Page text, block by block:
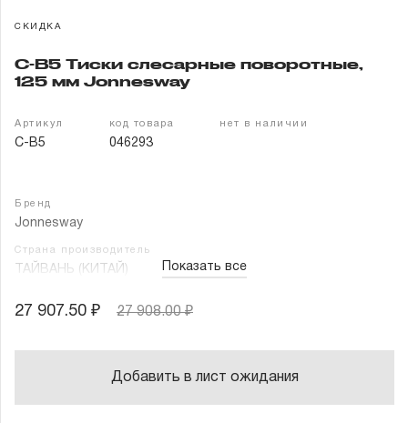
Контакты
СКИДКА
C-B5 Тиски слесарные поворотные,
125 мм Jonnesway
Артикул
C-B5
код товара
046293
нет в наличии
Бренд
Jonnesway
Страна производитель
ТАЙВАНЬ (КИТАЙ) Показать все
27 907.50 ₽ 27 908.00 ₽
Добавить в лист ожидания